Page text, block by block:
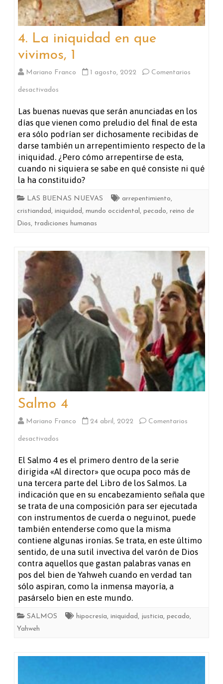
4. La iniquidad en que
vivimos, 1
Mariano Franco 1 agosto, 2022 Comentarios
desactivados
La
iniquidad
en
que
vivimos,
1
Las buenas nuevas que serán anunciadas en los
días que vienen como preludio del final de esta
era sólo podrían ser dichosamente recibidas de
darse también un arrepentimiento respecto de la
iniquidad. ¿Pero cómo arrepentirse de esta,
cuando ni siquiera se sabe en qué consiste ni qué
la ha constituido?
LAS BUENAS NUEVAS arrepentimiento,
cristiandad, iniquidad, mundo occidental, pecado, reino de
Dios, tradiciones humanas
Salmo 4
Mariano Franco 24 abril, 2022 Comentarios
desactivados
Salmo
4
El Salmo 4 es el primero dentro de la serie
dirigida «Al director» que ocupa poco más de
una tercera parte del Libro de los Salmos. La
indicación que en su encabezamiento señala que
se trata de una composición para ser ejecutada
con instrumentos de cuerda o neguinot, puede
también entenderse como que la misma
contiene algunas ironías. Se trata, en este último
sentido, de una sutil invectiva del varón de Dios
contra aquellos que gastan palabras vanas en
pos del bien de Yahweh cuando en verdad tan
sólo aspiran, como la inmensa mayoría, a
pasárselo bien en este mundo.
SALMOS hipocresía, iniquidad, justicia, pecado,
Yahweh